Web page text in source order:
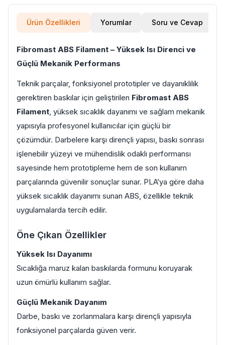
Ürün Özellikleri Yorumlar Soru ve Cevap
Fibromast ABS Filament – Yüksek Isı Direnci ve
Güçlü Mekanik Performans
Teknik parçalar, fonksiyonel prototipler ve dayanıklılık
gerektiren baskılar için geliştirilen Fibromast ABS
Filament, yüksek sıcaklık dayanımı ve sağlam mekanik
yapısıyla profesyonel kullanıcılar için güçlü bir
çözümdür. Darbelere karşı dirençli yapısı, baskı sonrası
işlenebilir yüzeyi ve mühendislik odaklı performansı
sayesinde hem prototipleme hem de son kullanım
parçalarında güvenilir sonuçlar sunar. PLA’ya göre daha
yüksek sıcaklık dayanımı sunan ABS, özellikle teknik
uygulamalarda tercih edilir.
Öne Çıkan Özellikler
Yüksek Isı Dayanımı
Sıcaklığa maruz kalan baskılarda formunu koruyarak
uzun ömürlü kullanım sağlar.
Güçlü Mekanik Dayanım
Darbe, baskı ve zorlanmalara karşı dirençli yapısıyla
fonksiyonel parçalarda güven verir.